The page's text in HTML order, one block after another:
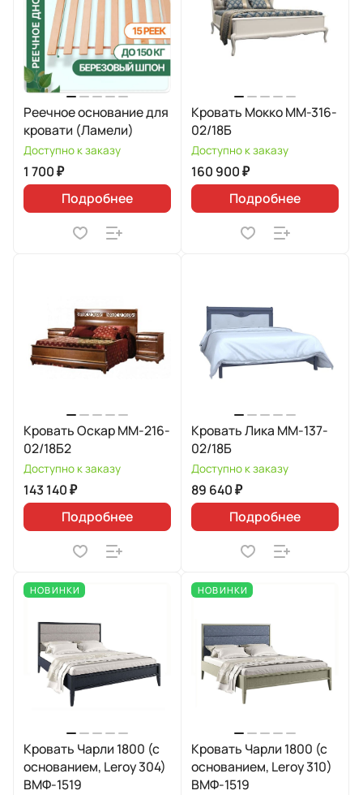
Реечное основание для
кровати (Ламели)
Доступно к заказу
1 700 ₽
Подробнее
Кровать Мокко ММ-316-
02/18Б
Доступно к заказу
160 900 ₽
Подробнее
Кровать Оскар ММ-216-
02/18Б2
Доступно к заказу
143 140 ₽
Подробнее
Кровать Лика ММ-137-
02/18Б
Доступно к заказу
89 640 ₽
Подробнее
НОВИНКИ
Кровать Чарли 1800 (с
основанием, Leroy 304)
ВМФ-1519
НОВИНКИ
Кровать Чарли 1800 (с
основанием, Leroy 310)
ВМФ-1519